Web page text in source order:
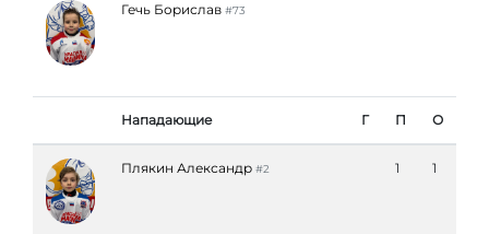
Гечь Борислав #73
Нападающие Г П О
Плякин Александр #2 1 1